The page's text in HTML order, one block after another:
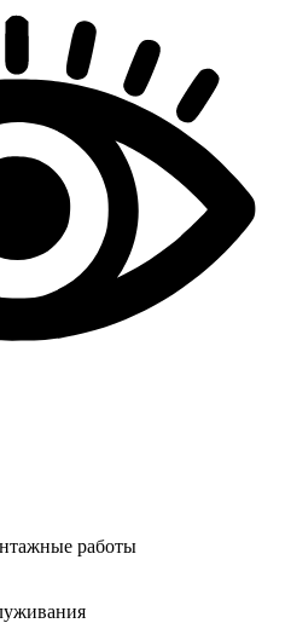
работы